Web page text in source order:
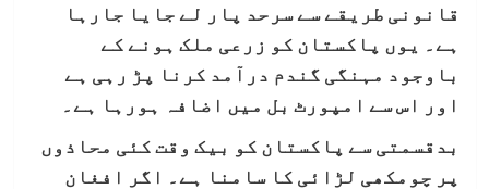
قانونی طریقے سے سرحد پار لے جایا جارہا
ہے۔ یوں پاکستان کو زرعی ملک ہونے کے
باوجود مہنگی گندم درآمد کرنا پڑ رہی ہے
اور اس سے امپورٹ بل میں اضافہ ہورہا ہے۔
بدقسمتی سے پاکستان کو بیک وقت کئی محاذوں
پر چومکھی لڑائی کا سامنا ہے۔ اگر افغان